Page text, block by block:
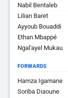
Nabil Bentaleb
Lilian Baret
Ayyoub Bouaddi
Ethan Mbappé
Ngal'ayel Mukau
FORWARDS
Hamza Igamane
Soriba Diaoune